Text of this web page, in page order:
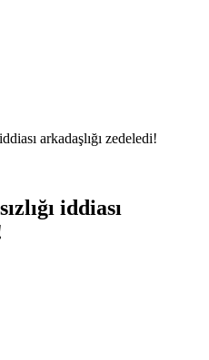
arkadaşlığı zedeledi!
iddiası